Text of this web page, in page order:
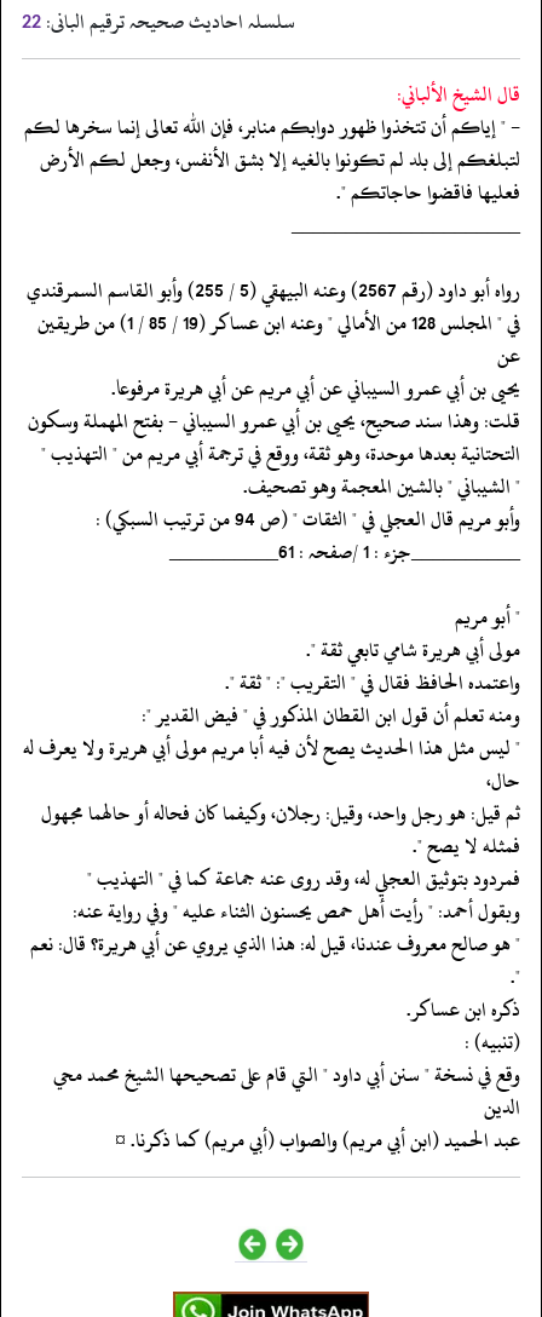
سلسلہ احادیث صحیحہ ترقیم البانی: 22
قال الشيخ الألباني:
- " إياكم أن تتخذوا ظهور دوابكم منابر، فإن الله تعالى إنما سخرها لكم
لتبلغكم إلى بلد لم تكونوا بالغيه إلا بشق الأنفس، وجعل لكم الأرض
فعليها فاقضوا حاجاتكم ".
‏‏‏‏_____________________
‏‏‏‏رواه أبو داود (رقم 2567) وعنه البيهقي (5 / 255) وأبو القاسم السمرقندي
‏‏‏‏في " المجلس 128 من الأمالي " وعنه ابن عساكر (19 / 85 / 1) من طريقين
عن
‏‏‏‏يحيى بن أبي عمرو السيباني عن أبي مريم عن أبي هريرة مرفوعا.
‏‏‏‏قلت: وهذا سند صحيح، يحيى بن أبي عمرو السيباني - بفتح المهملة وسكون
‏‏‏‏التحتانية بعدها موحدة، وهو ثقة، ووقع في ترجمة أبي مريم من " التهذيب "
‏‏‏‏" الشيباني " بالشين المعجمة وهو تصحيف.
‏‏‏‏وأبو مريم قال العجلي في " الثقات " (ص 94 من ترتيب السبكي) :
‏‏‏‏__________جزء : 1 /صفحہ : 61__________
‏‏‏‏" أبو مريم
‏‏‏‏مولى أبي هريرة شامي تابعي ثقة ".
‏‏‏‏واعتمده الحافظ فقال في " التقريب ": " ثقة ".
‏‏‏‏ومنه تعلم أن قول ابن القطان المذكور في " فيض القدير ":
‏‏‏‏" ليس مثل هذا الحديث يصح لأن فيه أبا مريم مولى أبي هريرة ولا يعرف له
حال،
‏‏‏‏ثم قيل: هو رجل واحد، وقيل: رجلان، وكيفما كان فحاله أو حالهما مجهول
‏‏‏‏فمثله لا يصح ".
‏‏‏‏فمردود بتوثيق العجلي له، وقد روى عنه جماعة كما في " التهذيب "
‏‏‏‏وبقول أحمد: " رأيت أهل حمص يحسنون الثناء عليه " وفي رواية عنه:
‏‏‏‏" هو صالح معروف عندنا، قيل له: هذا الذي يروي عن أبي هريرة؟ قال: نعم
".
‏‏‏‏ذكره ابن عساكر.
‏‏‏‏(تنبيه) :
‏‏‏‏وقع في نسخة " سنن أبي داود " التي قام على تصحيحها الشيخ محمد محي
الدين
‏‏‏‏عبد الحميد (ابن أبي مريم) والصواب (أبي مريم) كما ذكرنا. ¤